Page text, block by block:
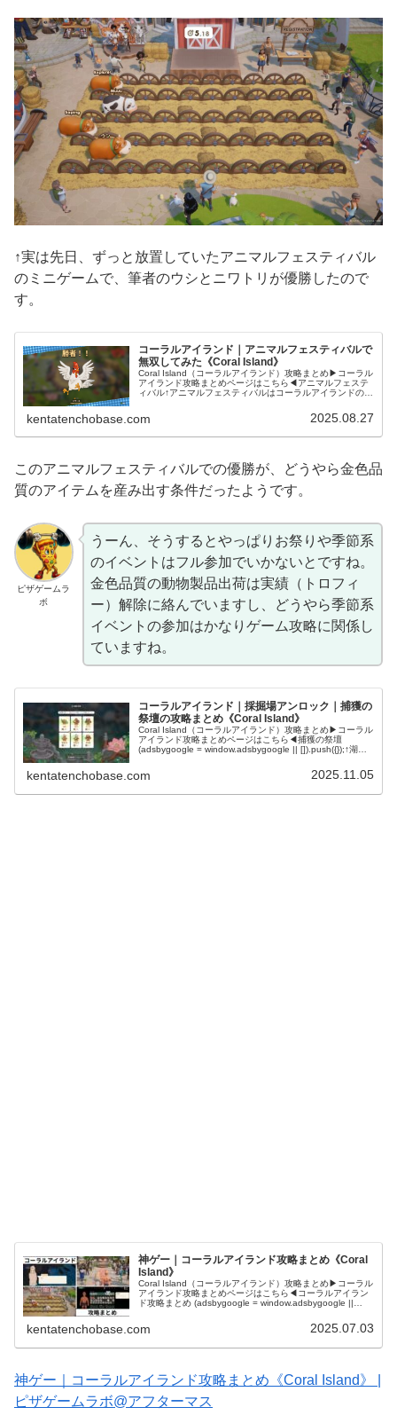
↑実は先日、ずっと放置していたアニマルフェスティバル
のミニゲームで、筆者のウシとニワトリが優勝したので
す。
コーラルアイランド｜アニマルフェスティバルで
無双してみた《Coral Island》
Coral Island（コーラルアイランド）攻略まとめ▶コーラル
アイランド攻略まとめページはこちら◀アニマルフェステ
ィバル↑アニマルフェスティバルはコーラルアイランドの島
kentatenchobase.com 2025.08.27
このアニマルフェスティバルでの優勝が、どうやら金色品
質のアイテムを産み出す条件だったようです。
ピザゲームラ
ボ
うーん、そうするとやっぱりお祭りや季節系
のイベントはフル参加でいかないとですね。
金色品質の動物製品出荷は実績（トロフィ
ー）解除に絡んでいますし、どうやら季節系
イベントの参加はかなりゲーム攻略に関係し
ていますね。
コーラルアイランド｜採掘場アンロック｜捕獲の
祭壇の攻略まとめ《Coral Island》
Coral Island（コーラルアイランド）攻略まとめ▶コーラル
アイランド攻略まとめページはこちら◀捕獲の祭壇
(adsbygoogle = window.adsbygoogle || []).push({});↑湖畔
kentatenchobase.com 2025.11.05
神ゲー｜コーラルアイランド攻略まとめ《Coral
Island》
Coral Island（コーラルアイランド）攻略まとめ▶コーラル
アイランド攻略まとめページはこちら◀コーラルアイラン
ド攻略まとめ (adsbygoogle = window.adsbygoogle ||
kentatenchobase.com 2025.07.03
神ゲー｜コーラルアイランド攻略まとめ《Coral Island》 |
ピザゲームラボ@アフターマス